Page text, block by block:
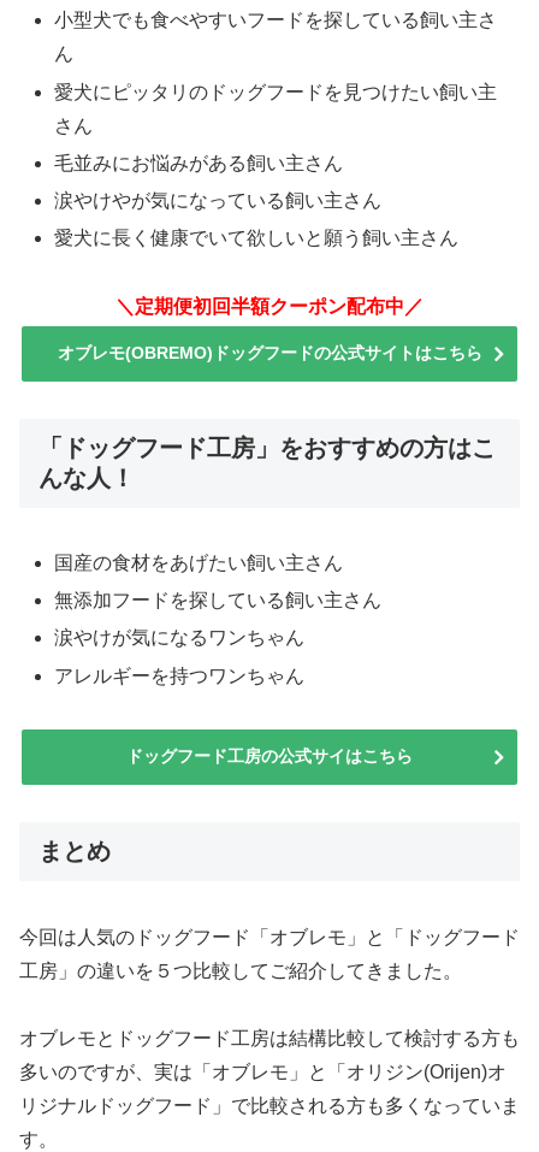
小型犬でも食べやすいフードを探している飼い主さ
ん
愛犬にピッタリのドッグフードを見つけたい飼い主
さん
毛並みにお悩みがある飼い主さん
涙やけやが気になっている飼い主さん
愛犬に長く健康でいて欲しいと願う飼い主さん
＼定期便初回半額クーポン配布中／
オブレモ(OBREMO)ドッグフードの公式サイトはこちら
「ドッグフード工房」をおすすめの方はこ
んな人！
国産の食材をあげたい飼い主さん
無添加フードを探している飼い主さん
涙やけが気になるワンちゃん
アレルギーを持つワンちゃん
ドッグフード工房の公式サイはこちら
まとめ
今回は人気のドッグフード「オブレモ」と「ドッグフード
工房」の違いを５つ比較してご紹介してきました。
オブレモとドッグフード工房は結構比較して検討する方も
多いのですが、実は「オブレモ」と「オリジン(Orijen)オ
リジナルドッグフード」で比較される方も多くなっていま
す。